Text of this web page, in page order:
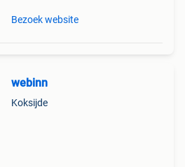
Bezoek website
webinn
Koksijde